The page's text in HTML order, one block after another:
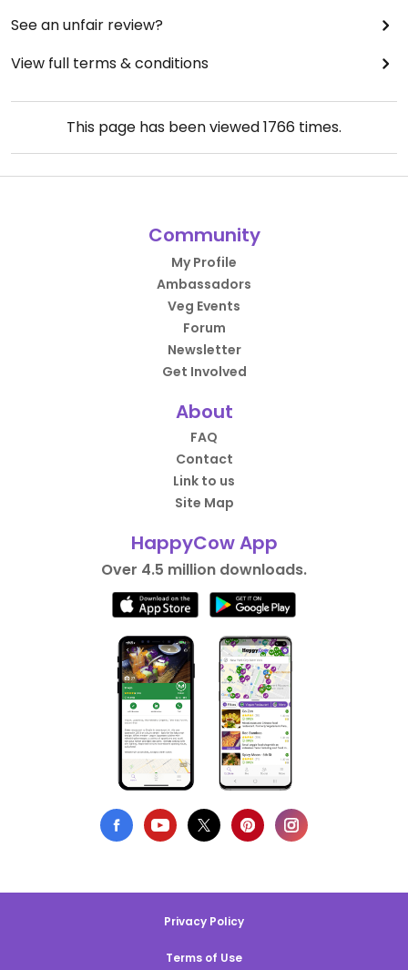
See an unfair review?
View full terms & conditions
This page has been viewed1766 times.
Community
My Profile
Ambassadors
Veg Events
Forum
Newsletter
Get Involved
About
FAQ
Contact
Link to us
Site Map
HappyCow App
Over 4.5 million downloads.
Privacy Policy
Terms of Use